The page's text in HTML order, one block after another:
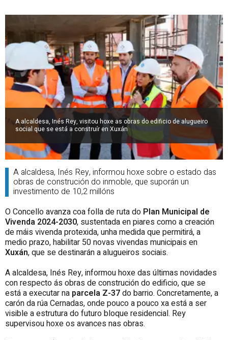
A alcaldesa, Inés Rey, visitou hoxe as obras do edificio de alugueiro
social que se está a construír en Xuxán
A alcaldesa, Inés Rey, informou hoxe sobre o estado das
obras de construción do inmoble, que suporán un
investimento de 10,2 millóns
O Concello avanza coa folla de ruta do Plan Municipal de
Vivenda 2024-2030, sustentada en piares como a creación
de máis vivenda protexida, unha medida que permitirá, a
medio prazo, habilitar 50 novas vivendas municipais en
Xuxán, que se destinarán a alugueiros sociais.
A alcaldesa, Inés Rey, informou hoxe das últimas novidades
con respecto ás obras de construción do edificio, que se
está a executar na parcela Z-37do barrio. Concretamente, a
carón da rúa Cernadas, onde pouco a pouco xa está a ser
visible a estrutura do futuro bloque residencial. Rey
supervisou hoxe os avances nas obras.